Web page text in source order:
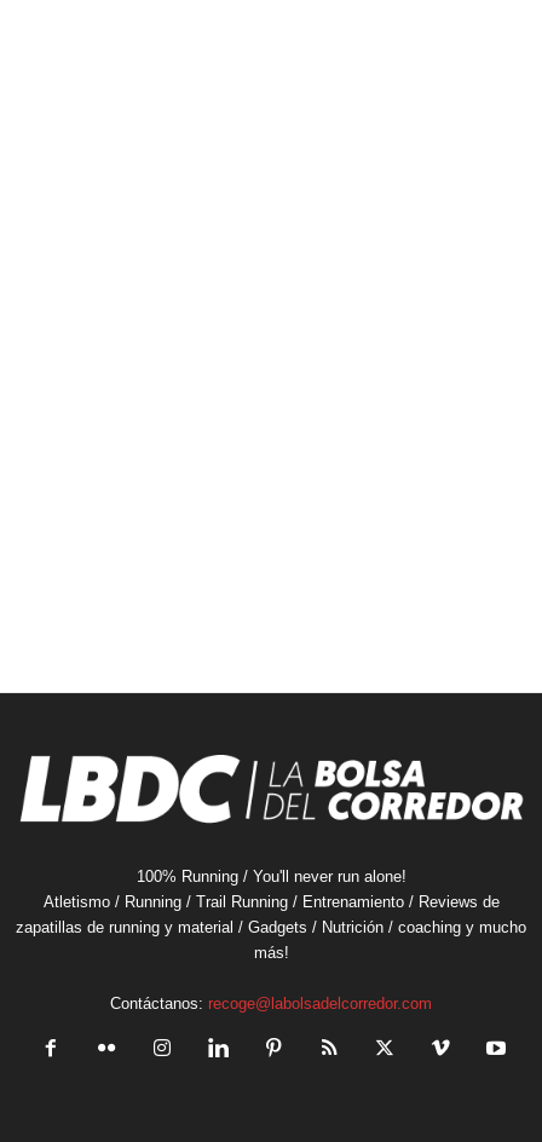
100% Running / You'll never run alone!
Atletismo / Running / Trail Running / Entrenamiento / Reviews de
zapatillas de running y material / Gadgets / Nutrición / coaching y mucho
más!
Contáctanos: recoge@labolsadelcorredor.com